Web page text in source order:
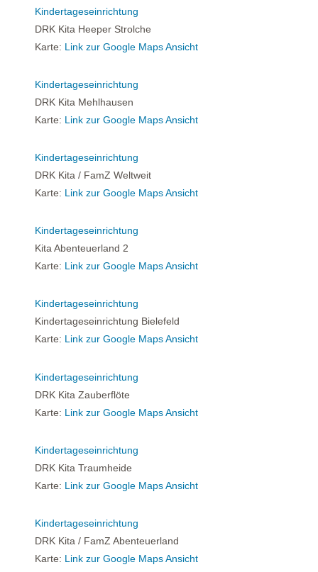
Kindertageseinrichtung
DRK Kita Heeper Strolche
Karte: Link zur Google Maps Ansicht
Kindertageseinrichtung
DRK Kita Mehlhausen
Karte: Link zur Google Maps Ansicht
Kindertageseinrichtung
DRK Kita / FamZ Weltweit
Karte: Link zur Google Maps Ansicht
Kindertageseinrichtung
Kita Abenteuerland 2
Karte: Link zur Google Maps Ansicht
Kindertageseinrichtung
Kindertageseinrichtung Bielefeld
Karte: Link zur Google Maps Ansicht
Kindertageseinrichtung
DRK Kita Zauberflöte
Karte: Link zur Google Maps Ansicht
Kindertageseinrichtung
DRK Kita Traumheide
Karte: Link zur Google Maps Ansicht
Kindertageseinrichtung
DRK Kita / FamZ Abenteuerland
Karte: Link zur Google Maps Ansicht